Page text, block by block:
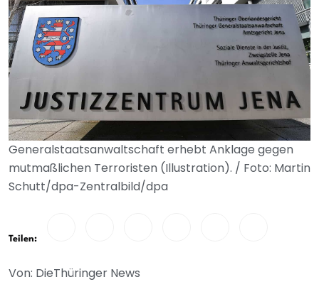
Generalstaatsanwaltschaft erhebt Anklage gegen
mutmaßlichen Terroristen (Illustration). / Foto: Martin
Schutt/dpa-Zentralbild/dpa
Teilen:
Von: DieThüringer News